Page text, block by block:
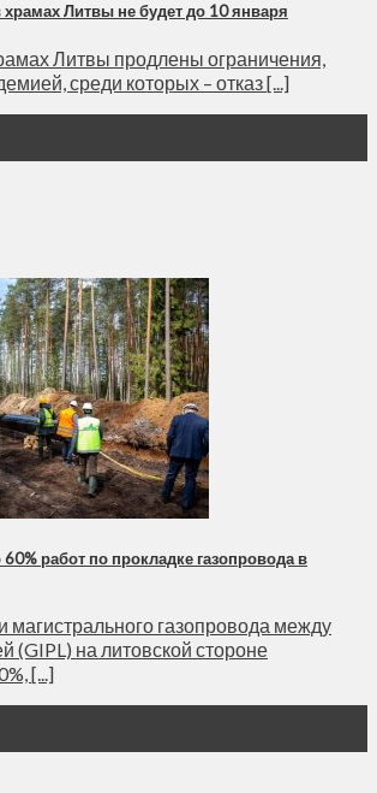
Литвы не будет до 10 января
Литвы продлены ограничения,
среди которых – отказ [...]
работ по прокладке газопровода в
магистрального газопровода между
(GIPL) на литовской стороне
[...]